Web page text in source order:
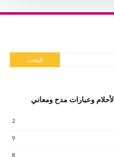
وعبارات مدح ومعاني
2
9
8